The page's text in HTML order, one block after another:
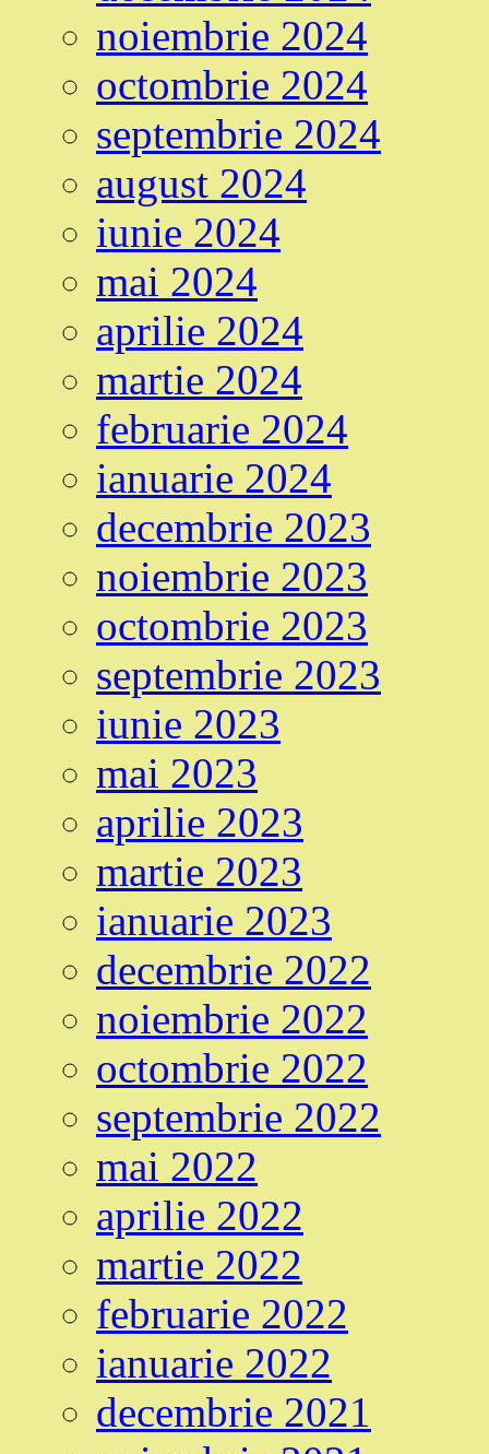
noiembrie 2024
octombrie 2024
septembrie 2024
august 2024
iunie 2024
mai 2024
aprilie 2024
martie 2024
februarie 2024
ianuarie 2024
decembrie 2023
noiembrie 2023
octombrie 2023
septembrie 2023
iunie 2023
mai 2023
aprilie 2023
martie 2023
ianuarie 2023
decembrie 2022
noiembrie 2022
octombrie 2022
septembrie 2022
mai 2022
aprilie 2022
martie 2022
februarie 2022
ianuarie 2022
decembrie 2021